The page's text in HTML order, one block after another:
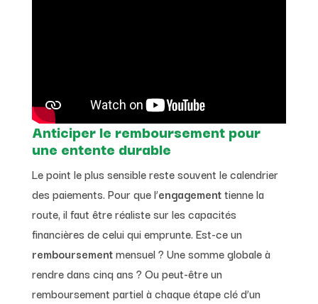
Anticiper le remboursement pour
une entente durable
Le point le plus sensible reste souvent le calendrier
des paiements. Pour que l’engagementtienne la
route, il faut être réaliste sur les capacités
financières de celui qui emprunte. Est-ce un
remboursementmensuel ? Une somme globale à
rendre dans cinq ans ? Ou peut-être un
remboursement partiel à chaque étape clé d’un